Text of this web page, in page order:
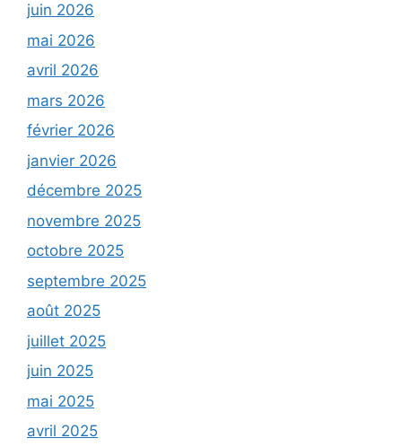
juin 2026
mai 2026
avril 2026
mars 2026
février 2026
janvier 2026
décembre 2025
novembre 2025
octobre 2025
septembre 2025
août 2025
juillet 2025
juin 2025
mai 2025
avril 2025